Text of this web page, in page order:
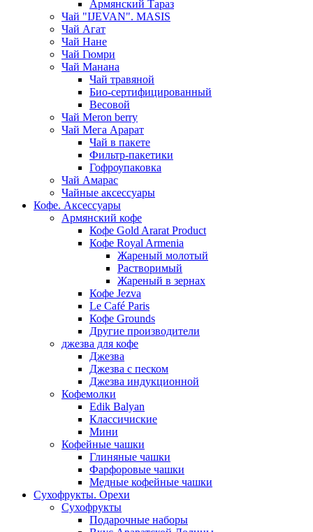
Армянский Тараз
Чай "IJEVAN". MASIS
Чай Агат
Чай Нане
Чай Гюмри
Чай Манана
Чай травяной
Био-сертифицированный
Весовой
Чай Meron berry
Чай Мега Арарат
Чай в пакете
Фильтр-пакетики
Гофроупаковка
Чай Амарас
Чайные аксессуары
Кофе. Аксессуары
Армянский кофе
Кофе Gold Ararat Product
Кофе Royal Armenia
Жареный молотый
Растворимый
Жареный в зернах
Кофе Jezva
Le Café Paris
Кофе Grounds
Другие производители
джезва для кофе
Джезва
Джезва с песком
Джезва индукционной
Кофемолки
Edik Balyan
Классичиские
Мини
Кофейные чашки
Глиняные чашки
Фарфоровые чашки
Медные кофейные чашки
Сухофрукты. Орехи
Сухофрукты
Подарочные наборы